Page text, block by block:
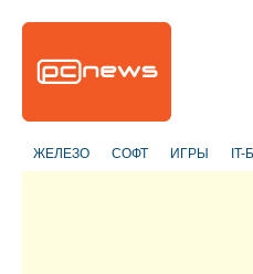
ЖЕЛЕЗО СОФТ ИГРЫ